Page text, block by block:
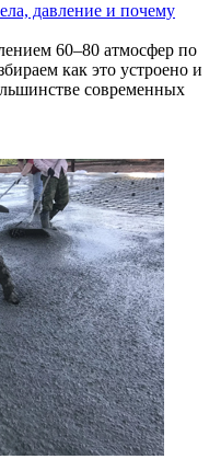
давление и почему
60–80 атмосфер по
как это устроено и
современных